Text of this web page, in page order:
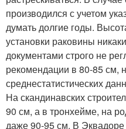
производился с учетом
думать долгие годы.
установки раковины
документами строго не
рекомендации в 80-85 см,
среднестатистических
На скандинавских
90 см, а в тронхейме, на
даже 90-95 см. В